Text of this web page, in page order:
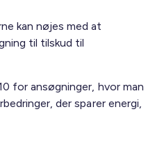
kan nøjes med at
til tilskud til
for ansøgninger, hvor man
der sparer energi,